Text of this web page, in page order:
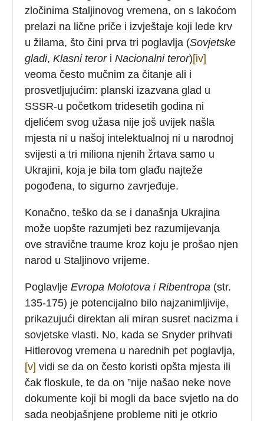
zločinima Staljinovog vremena, on s lakoćom
prelazi na lične priče i izvještaje koji lede krv
u žilama, što čini prva tri poglavlja (Sovjetske
gladi,Klasni teroriNacionalni teror)[iv]
veoma često mučnim za čitanje ali i
prosvetljujućim: planski izazvana glad u
SSSR-u početkom tridesetih godina ni
djelićem svog užasa nije još uvijek našla
mjesta ni u našoj intelektualnoj ni u narodnoj
svijesti a tri miliona njenih žrtava samo u
Ukrajini, koja je bila tom glađu najteže
pogođena, to sigurno zavrjeđuje.
Konačno, teško da se i današnja Ukrajina
može uopšte razumjeti bez razumijevanja
ove stravične traume kroz koju je prošao njen
narod u Staljinovo vrijeme.
PoglavljeEvropa Molotova i Ribentropa (str.
135-175) je potencijalno bilo najzanimljivije,
prikazujući direktan ali miran susret nacizma i
sovjetske vlasti. No, kada se Snyder prihvati
Hitlerovog vremena u narednih pet poglavlja,
[v] vidi se da on često koristi opšta mjesta ili
čak floskule, te da on ”nije našao neke nove
dokumente koji bi mogli da bace svjetlo na do
sada neobjašnjene probleme niti je otkrio